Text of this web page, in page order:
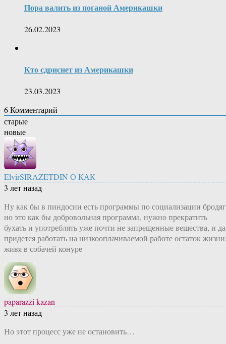
Пора валить из поганой Америкашки
26.02.2023
Кто сдриснет из Америкашки
23.03.2023
6Комментарий
старые
новые
ElvirSIRAZETDIN О КАК
3 лет назад
Ну как бы в пиндосии есть программы по социализации
но это как бы добровольная программа, нужно прекратить
бухать и употреблять уже почти не запрещенные вещества, и да
придется работать на низкооплачиваемой работе остаток
живя в собачей конуре
paparazzi kazan
3 лет назад
Но этот процесс уже не остановить…